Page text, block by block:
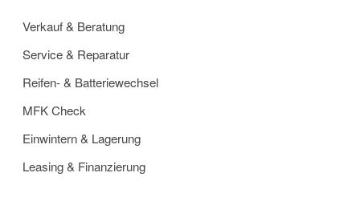
Verkauf & Beratung
Service & Reparatur
Reifen- & Batteriewechsel
MFK Check
Einwintern & Lagerung
Leasing & Finanzierung